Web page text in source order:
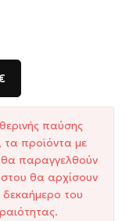
παύσης
τα προϊόντα με
θα παραγγελθούν
θα αρχίσουν
του